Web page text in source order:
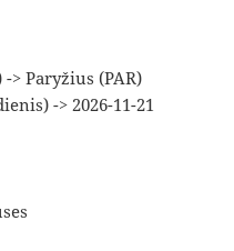
> Paryžius (PAR)
-> 2026-11-21